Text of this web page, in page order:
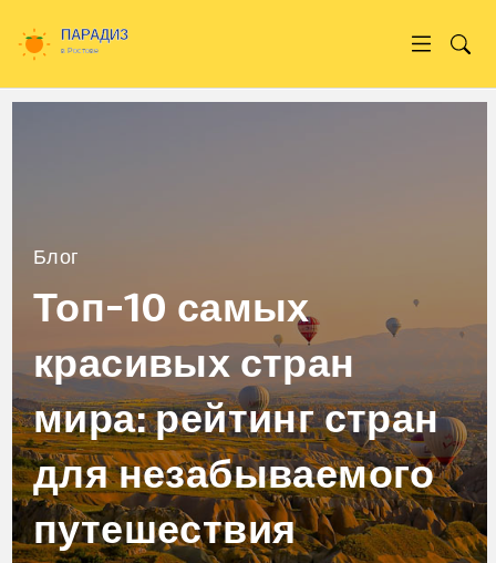
Блог
Топ-10 самых
красивых стран
мира: рейтинг стран
для незабываемого
путешествия